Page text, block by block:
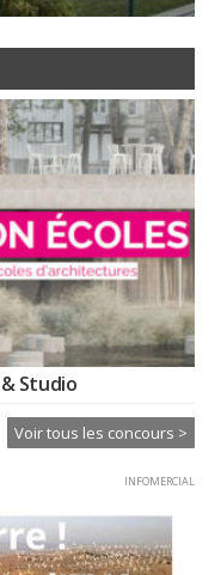
Studio
Voir tous les concours >
INFOMERCIAL